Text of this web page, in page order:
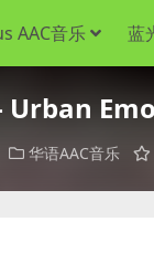
AAC音乐 蓝
Urban
华语AAC音乐